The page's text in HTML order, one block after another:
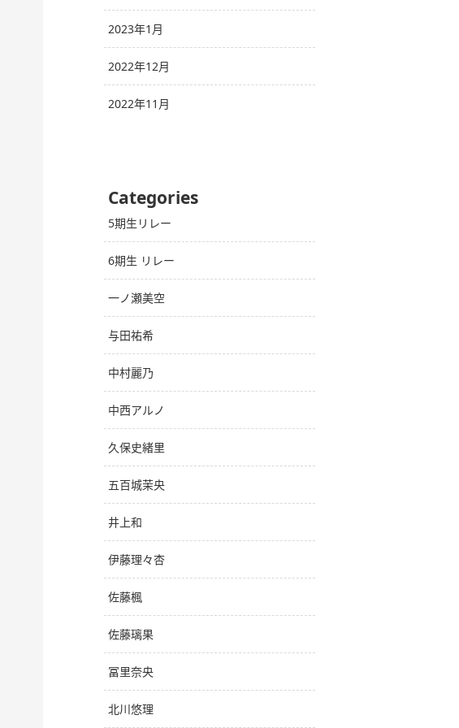
2023年1月
2022年12月
2022年11月
Categories
5期生リレー
6期生 リレー
一ノ瀬美空
与田祐希
中村麗乃
中西アルノ
久保史緒里
五百城茉央
井上和
伊藤理々杏
佐藤楓
佐藤璃果
冨里奈央
北川悠理